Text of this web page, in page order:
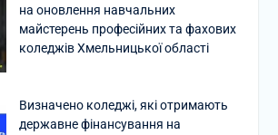
на оновлення навчальних
майстерень професійних та фахових
коледжів Хмельницької області
Визначено коледжі, які отримають
державне фінансування на